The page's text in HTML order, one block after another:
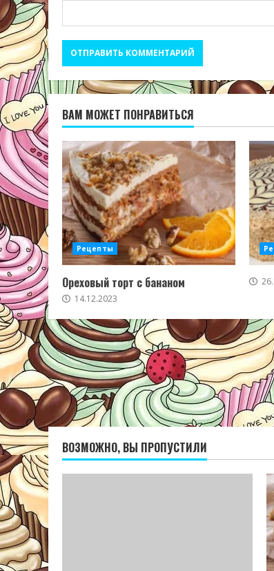
ВАМ МОЖЕТ ПОНРАВИТЬСЯ
Рецепты
Ореховый торт с бананом
14.12.2023
ВОЗМОЖНО, ВЫ ПРОПУСТИЛИ